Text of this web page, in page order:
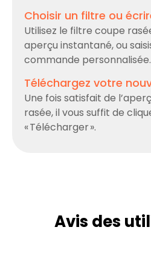
Choisir un filtre ou
Utilisez le filtre coupe
aperçu instantané, ou
commande personnalisée.
Téléchargez votre
Une fois satisfait de
rasée, il vous suffit de
« Télécharger ».
Avis des